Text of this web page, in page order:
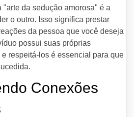
"arte da sedução amorosa" é a
o outro. Isso significa prestar
da pessoa que você deseja
possui suas próprias
respeitá-los é essencial para que
Conexões